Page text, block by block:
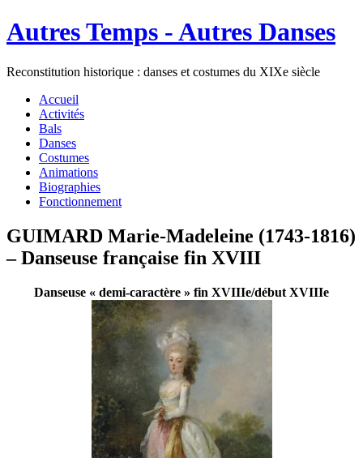
Autres Temps - Autres Danses
Reconstitution historique : danses et costumes du XIXe siècle
Accueil
Activités
Bals
Danses
Costumes
Animations
Biographies
Fonctionnement
GUIMARD Marie-Madeleine (1743-1816)
– Danseuse française fin XVIII
Danseuse « demi-caractère » fin XVIIIe/début XVIIIe